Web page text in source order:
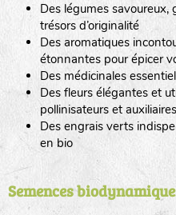
Des légumes savoureux,
trésors d’originalité
Des aromatiques
étonnantes pour épicer
Des médicinales
Des fleurs élégantes et
pollinisateurs et
Des engrais verts
en bio
Semences
tas de compost
fleurs
animaux
animaux sauvages